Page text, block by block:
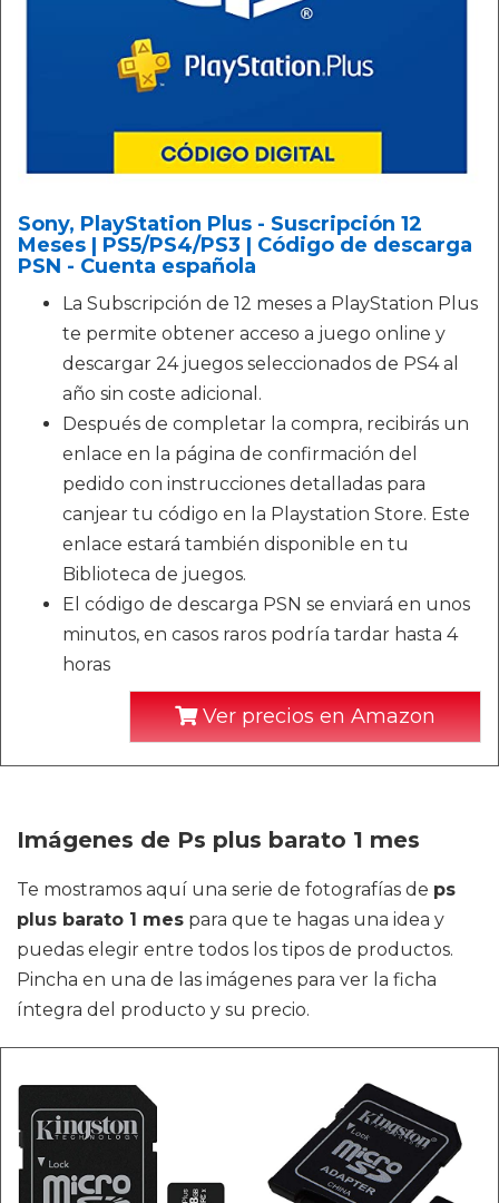
Sony, PlayStation Plus - Suscripción 12
Meses | PS5/PS4/PS3 | Código de descarga
PSN - Cuenta española
La Subscripción de 12 meses a PlayStation Plus
te permite obtener acceso a juego online y
descargar 24 juegos seleccionados de PS4 al
año sin coste adicional.
Después de completar la compra, recibirás un
enlace en la página de confirmación del
pedido con instrucciones detalladas para
canjear tu código en la Playstation Store. Este
enlace estará también disponible en tu
Biblioteca de juegos.
El código de descarga PSN se enviará en unos
minutos, en casos raros podría tardar hasta 4
horas
Ver precios en Amazon
Imágenes de Ps plus barato 1 mes
Te mostramos aquí una serie de fotografías de ps
plus barato 1 mes para que te hagas una idea y
puedas elegir entre todos los tipos de productos.
Pincha en una de las imágenes para ver la ficha
íntegra del producto y su precio.